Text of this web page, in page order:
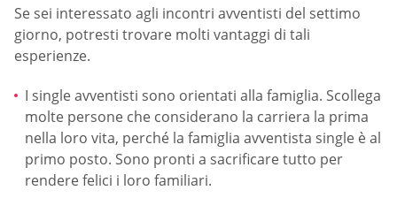
Se sei interessato agli incontri avventisti del settimo
giorno, potresti trovare molti vantaggi di tali
esperienze.
I single avventisti sono orientati alla famiglia. Scollega
molte persone che considerano la carriera la prima
nella loro vita, perché la famiglia avventista single è al
primo posto. Sono pronti a sacrificare tutto per
rendere felici i loro familiari.